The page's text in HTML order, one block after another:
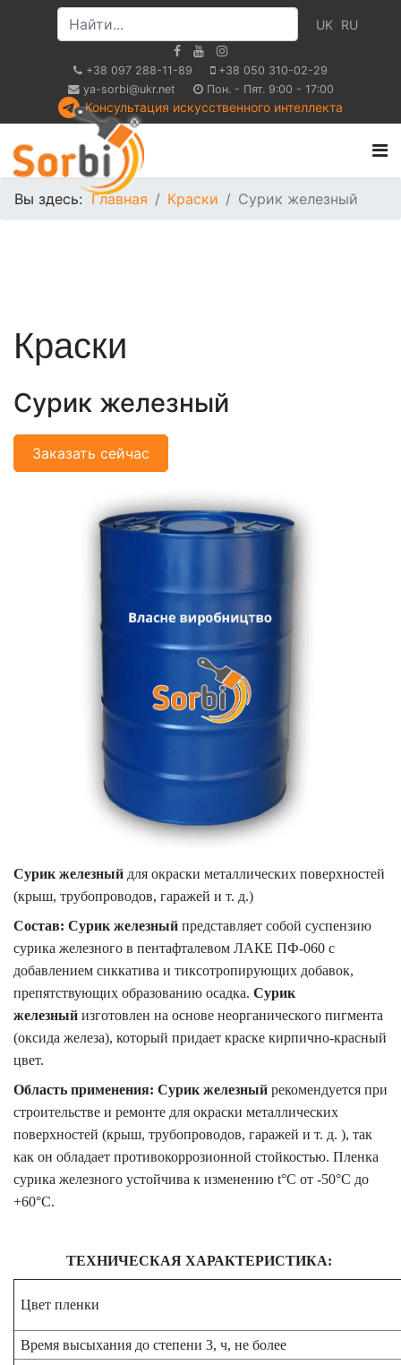
UK RU
+38 097 288-11-89
+38 050 310-02-29
ya-sorbi@ukr.net
Пон. - Пят. 9:00 - 17:00
Консультация искусственного интеллекта
Вы здесь:Главная Краски Сурик железный
Краски
Сурик железный
Заказать сейчас
Сурик железный для окраски металлических поверхностей
(крыш, трубопроводов, гаражей и т. д.)
Состав: Сурик железный представляет собой суспензию
сурика железного в пентафталевом ЛАКЕ ПФ-060 с
добавлением сиккатива и тиксотропирующих добавок,
препятствующих образованию осадка. Сурик
железный изготовлен на основе неорганического пигмента
(оксида железа), который придает краске кирпично-красный
цвет.
Область применения: Сурик железный рекомендуется при
строительстве и ремонте для окраски металлических
поверхностей (крыш, трубопроводов, гаражей и т. д. ), так
как он обладает противокоррозионной стойкостью. Пленка
сурика железного устойчива к изменению t°C от -50°С до
+60°С.
ТЕХНИЧЕСКАЯ ХАРАКТЕРИСТИКА:
Цвет пленки
Время высыхания до степени 3, ч, не более